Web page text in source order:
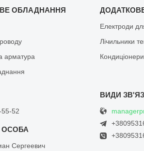
ОБЛАДНАННЯ
арматура
Електроди
Лічильники
Кондиціонери
52
Сергеевич